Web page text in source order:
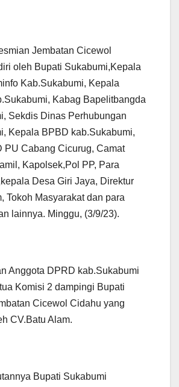
Jembatan Cicewol
oleh Bupati Sukabumi,Kepala
Kab.Sukabumi, Kepala
Kabag Bapelitbangda
Sekdis Dinas Perhubungan
Kepala BPBD kab.Sukabumi,
PU Cabang Cicurug, Camat
Kapolsek,Pol PP, Para
Desa Giri Jaya, Direktur
Tokoh Masyarakat dan para
lainnya. Minggu, (3/9/23).
Anggota DPRD kab.Sukabumi
Komisi 2 dampingi Bupati
Cicewol Cidahu yang
CV.Batu Alam.
Bupati Sukabumi